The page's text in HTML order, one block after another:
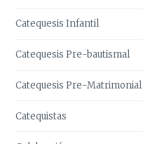
Catequesis Infantil
Catequesis Pre-bautismal
Catequesis Pre-Matrimonial
Catequistas